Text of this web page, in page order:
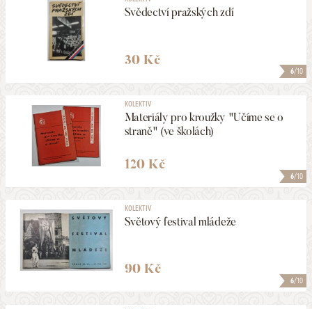
6/10
Svědectví pražských zdí
30 Kč
6/10
KOLEKTIV
Materiály pro kroužky "Učíme se o
straně" (ve školách)
120 Kč
6/10
KOLEKTIV
Světový festival mládeže
90 Kč